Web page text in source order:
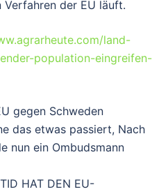
Verfahren der EU läuft.
land-
population-eingreifen-
gegen Schweden
das etwas passiert, Nach
nun ein Ombudsmann
HAT DEN EU-